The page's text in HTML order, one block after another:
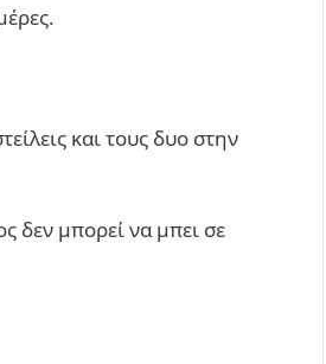
και τους δυο στην
δεν μπορεί να μπει σε